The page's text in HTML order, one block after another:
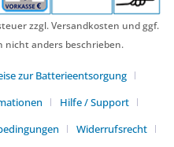
zzgl. Versandkosten und ggf.
nicht anders beschrieben.
zur Batterieentsorgung
Hilfe / Support
Widerrufsrecht